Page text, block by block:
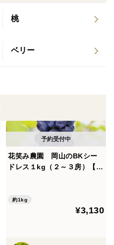
桃
ベリー
花笑み農園 岡山のBKシー
ドレス１kg（２～３房）【9/
約1kg
¥3,130